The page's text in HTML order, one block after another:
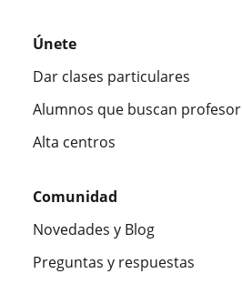
Únete
Dar clases particulares
Alumnos que buscan profesor
Alta centros
Comunidad
Novedades y Blog
Preguntas y respuestas